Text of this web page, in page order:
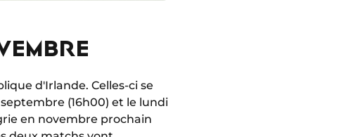
d'Irlande. Celles-ci se
(16h00) et le lundi
en novembre prochain